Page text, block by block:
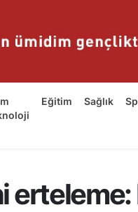
Eğitim Sağlık